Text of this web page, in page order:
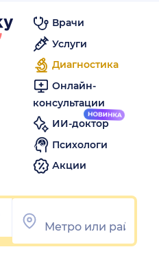
Врачи
Услуги
Диагностика
Онлайн-
консультации
ИИ-доктор
Психологи
Акции